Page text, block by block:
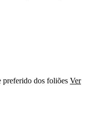
preferido dos foliões Ver